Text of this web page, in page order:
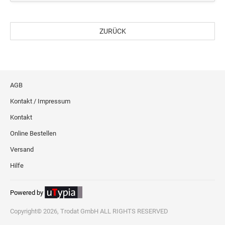
ERSATZKISSEN FÜR TASCHENSTEMPEL
ZURÜCK
AGB
Kontakt / Impressum
Kontakt
Online Bestellen
Versand
Hilfe
Powered by
Copyright© 2026, Trodat GmbH ALL RIGHTS RESERVED